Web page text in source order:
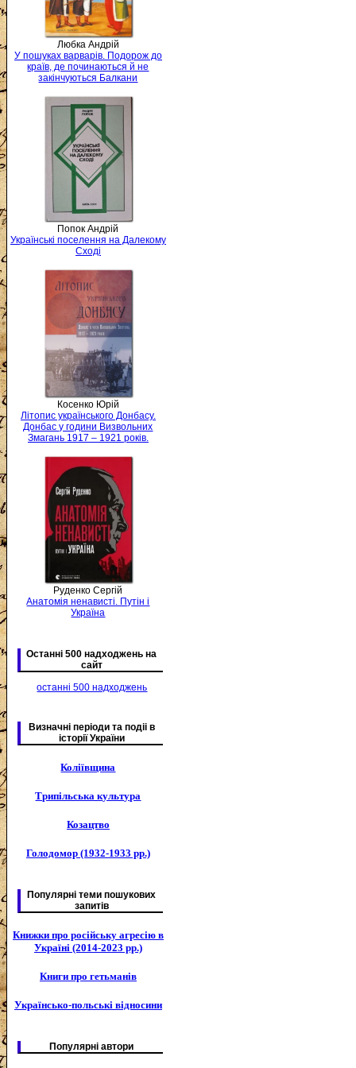
Любка Андрій
У пошуках варварів. Подорож до
країв, де починаються й не
закінчуються Балкани
Попок Андрій
Українські поселення на Далекому
Сході
Косенко Юрій
Літопис українського Донбасу.
Донбас у години Визвольних
Змагань 1917 – 1921 років.
Руденко Сергій
Анатомія ненависті. Путін і
Україна
Останні 500 надходжень на
сайт
останні 500 надходжень
Визначні періоди та подіі в
історії України
Коліївщина
Трипільська культура
Козацтво
Голодомор (1932-1933 рр.)
Популярні теми пошукових
запитів
Книжки про російську агресію в
Україні (2014-2023 рр.)
Книги про гетьманів
Українсько-польські відносини
Популярні автори